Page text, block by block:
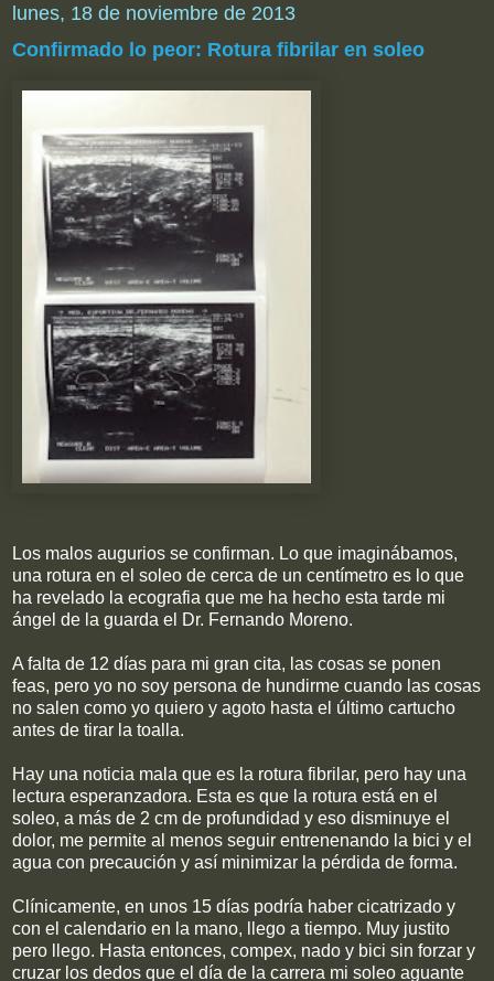
lunes, 18 de noviembre de 2013
Confirmado lo peor: Rotura fibrilar en soleo
Los malos augurios se confirman. Lo que imaginábamos,
una rotura en el soleo de cerca de un centímetro es lo que
ha revelado la ecografia que me ha hecho esta tarde mi
ángel de la guarda el Dr. Fernando Moreno.
A falta de 12 días para mi gran cita, las cosas se ponen
feas, pero yo no soy persona de hundirme cuando las cosas
no salen como yo quiero y agoto hasta el último cartucho
antes de tirar la toalla.
Hay una noticia mala que es la rotura fibrilar, pero hay una
lectura esperanzadora. Esta es que la rotura está en el
soleo, a más de 2 cm de profundidad y eso disminuye el
dolor, me permite al menos seguir entrenenando la bici y el
agua con precaución y así minimizar la pérdida de forma.
Clínicamente, en unos 15 días podría haber cicatrizado y
con el calendario en la mano, llego a tiempo. Muy justito
pero llego. Hasta entonces, compex, nado y bici sin forzar y
cruzar los dedos que el día de la carrera mi soleo aguante